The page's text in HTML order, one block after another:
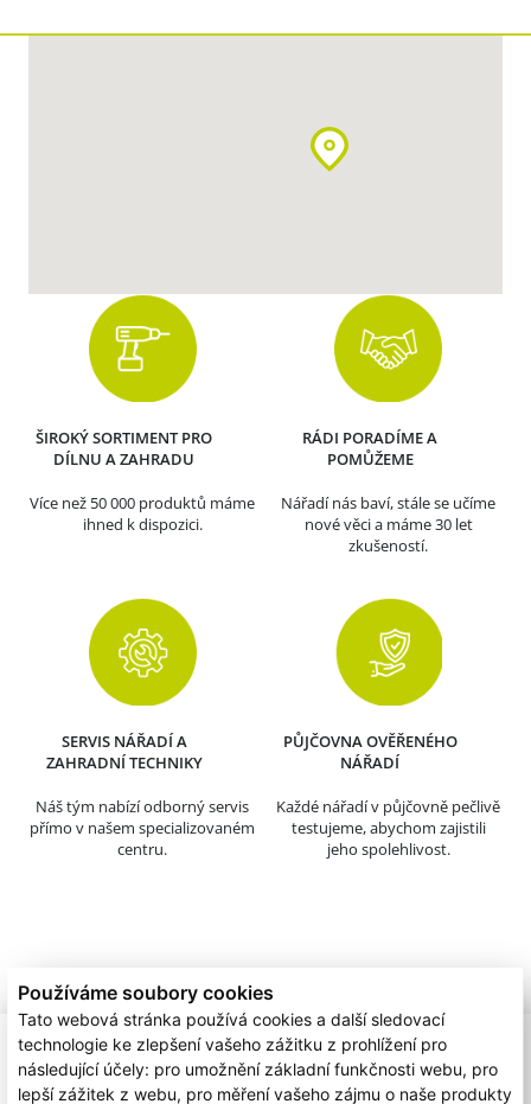
Používáme soubory cookies
Tato webová stránka používá cookies a další sledovací
technologie ke zlepšení vašeho zážitku z prohlížení pro
následující účely: pro umožnění základní funkčnosti webu, pro
lepší zážitek z webu, pro měření vašeho zájmu o naše produkty
ŠIROKÝ SORTIMENT PRO
DÍLNU A ZAHRADU
Více než 50 000 produktů máme
ihned k dispozici.
RÁDI PORADÍME A
POMŮŽEME
Nářadí nás baví, stále se učíme
nové věci a máme 30 let
zkušeností.
SERVIS NÁŘADÍ A
ZAHRADNÍ TECHNIKY
Náš tým nabízí odborný servis
přímo v našem specializovaném
centru.
PŮJČOVNA OVĚŘENÉHO
NÁŘADÍ
Každé nářadí v půjčovně pečlivě
testujeme, abychom zajistili
jeho spolehlivost.